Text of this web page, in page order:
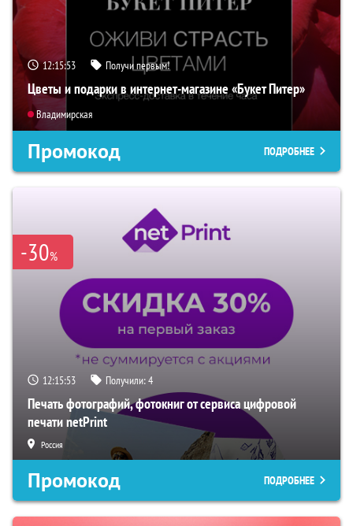
12:15:52 Получи первым!
Цветы и подарки в интернет-магазине «Букет Питер»
Владимирская
Промокод ПОДРОБНЕЕ
-30%
12:15:52 Получили:4
Печать фотографий, фотокниг от сервиса цифровой
печати netPrint
Россия
Промокод ПОДРОБНЕЕ